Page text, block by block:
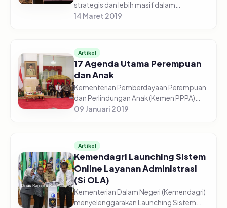
strategis dan lebih masif dalam
merespon hasil keputusan Mahkamah
1974 t...
14 Maret 2019
Artikel
17 Agenda Utama Perempuan
dan Anak
Kementerian Pemberdayaan Perempuan
dan Perlindungan Anak (Kemen PPPA)
memiliki 17 program prioritas guna
t...
09 Januari 2019
Artikel
Kemendagri Launching Sistem
Online Layanan Administrasi
(Si OLA)
Kementerian Dalam Negeri (Kemendagri)
menyelenggarakan Launching Sistem